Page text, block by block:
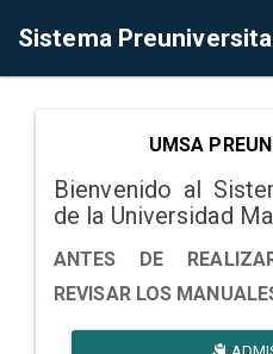
Sistema
UMSA
Bienvenido al
de la Universidad
ANTES DE
REVISAR LOS